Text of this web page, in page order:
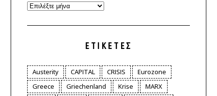
Archives
ΕΤΙΚΈΤΕΣ
Austerity CAPITAL CRISIS
Eurozone
Greece
Griechenland Krise
MARX